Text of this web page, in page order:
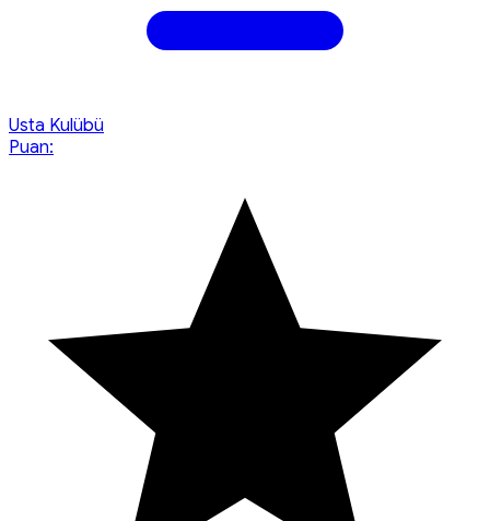
Usta Kulübü
Puan: